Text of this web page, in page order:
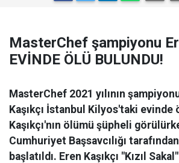
MasterChef şampiyonu
EVİNDE ÖLÜ BULUNDU!
MasterChef 2021 yılının
Kaşıkçı İstanbul Kilyos'taki evinde
Kaşıkçı'nın ölümü şüpheli
Cumhuriyet Başsavcılığı
başlatıldı. Eren Kaşıkçı "Kızıl